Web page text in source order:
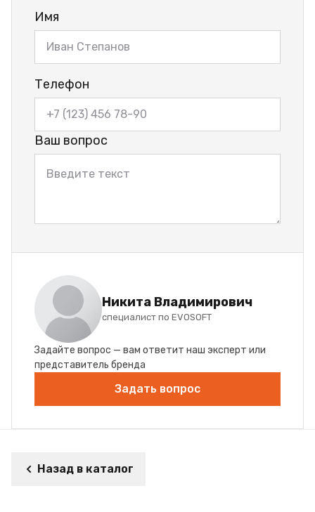
Имя
Телефон
Ваш вопрос
Никита Владимирович
специалист по EVOSOFT
Задайте вопрос — вам ответит наш эксперт или
представитель бренда
Задать вопрос
Назад в каталог